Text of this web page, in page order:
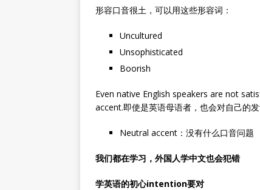
形容口音很土，可以用这些形容词：
Uncultured
Unsophisticated
Boorish
Even native English speakers are not
accent.即使是英语母语者，也会对自己的
Neutral accent：没有什么口音问题
我们都在学习，外国人学中文也会犯错
学英语的初心intention要对